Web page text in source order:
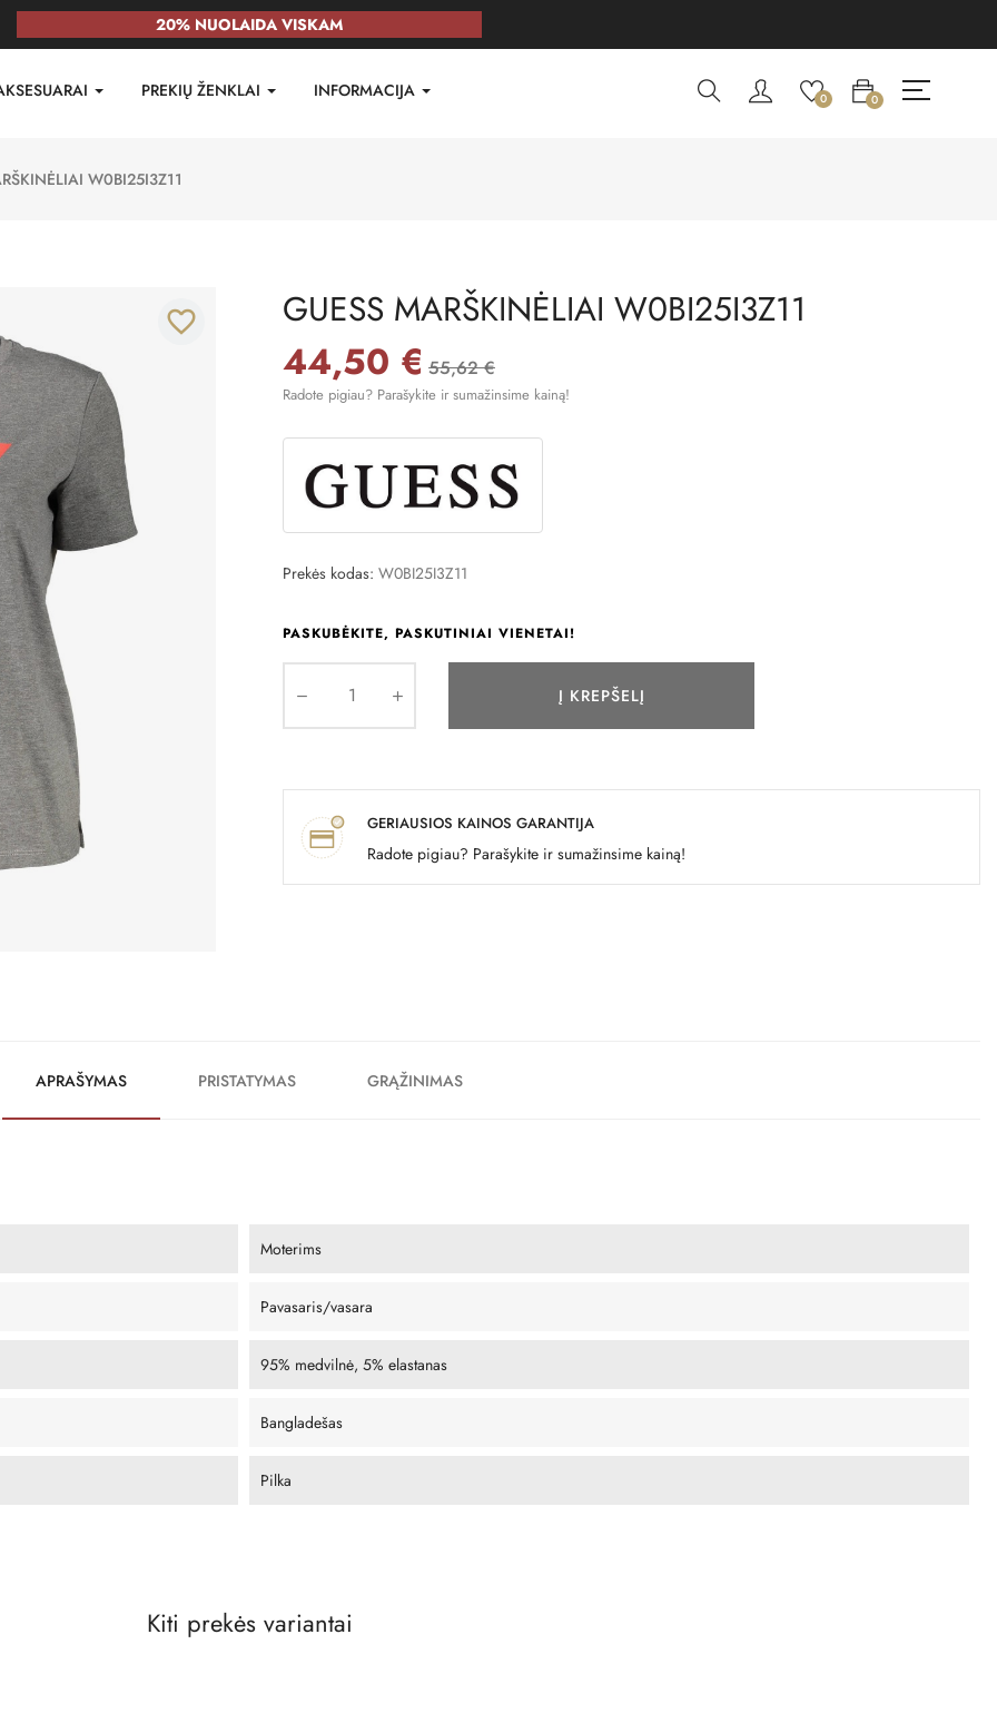
20% NUOLAIDA VISKAM
PREKIŲ ŽENKLAI INFORMACIJA 0 0
W0BI25I3Z11
favorite_border GUESS MARŠKINĖLIAI W0BI25I3Z11
44,50 € 55,62 €
Radote pigiau? Parašykite ir sumažinsime kainą!
Prekės kodas: W0BI25I3Z11
PASKUBĖKITE, PASKUTINIAI VIENETAI!
Į KREPŠELĮ
GERIAUSIOS KAINOS GARANTIJA
Radote pigiau? Parašykite ir sumažinsime kainą!
APRAŠYMAS PRISTATYMAS GRĄŽINIMAS
Moterims
Pavasaris/vasara
95% medvilnė, 5% elastanas
Bangladešas
Pilka
Kiti prekės variantai